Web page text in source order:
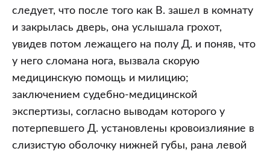
следует, что после того как В. зашел в комнату
и закрылась дверь, она услышала грохот,
увидев потом лежащего на полу Д. и поняв, что
у него сломана нога, вызвала скорую
медицинскую помощь и милицию;
заключением судебно-медицинской
экспертизы, согласно выводам которого у
потерпевшего Д. установлены кровоизлияние в
слизистую оболочку нижней губы, рана левой